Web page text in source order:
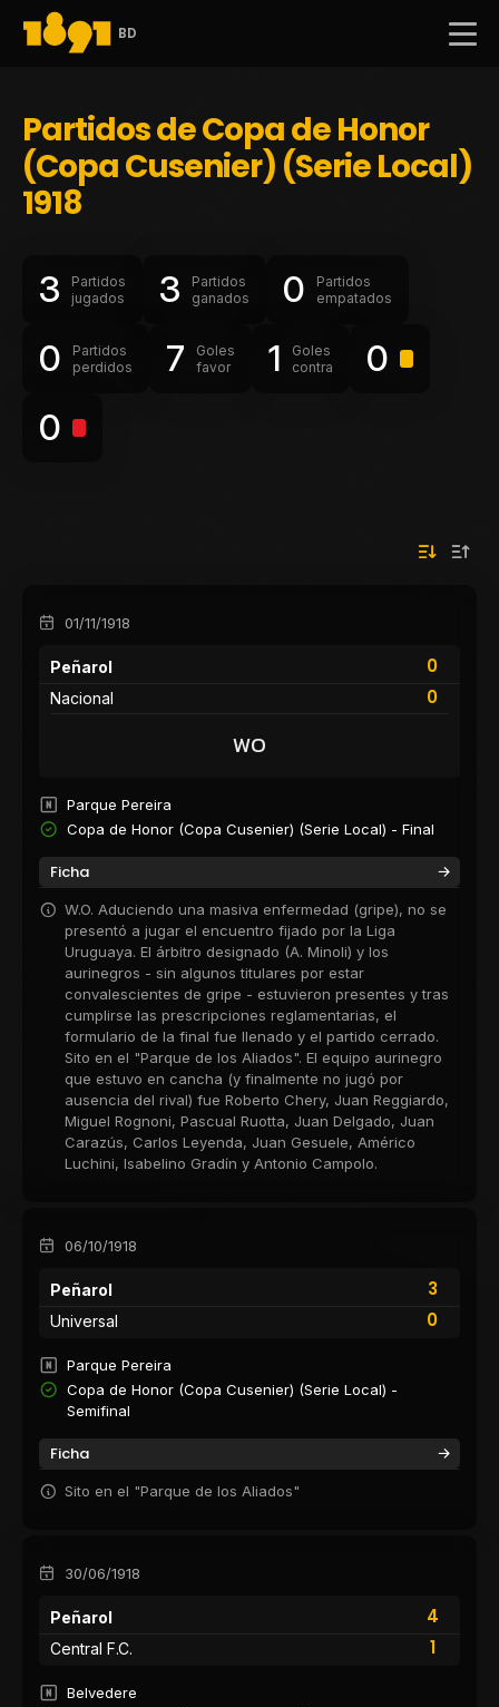
BD
Partidos de Copa de Honor
(Copa Cusenier) (Serie Local)
1918
3
Partidos
jugados
3
Partidos
ganados
0
Partidos
empatados
0
Partidos
perdidos
7
Goles
favor
1
Goles
contra
0
0
01/11/1918
Peñarol
0
0
Nacional
WO
Parque Pereira
Copa de Honor (Copa Cusenier) (Serie Local) - Final
Ficha
W.O. Aduciendo una masiva enfermedad (gripe), no se
presentó a jugar el encuentro fijado por la Liga
Uruguaya. El árbitro designado (A. Minoli) y los
aurinegros - sin algunos titulares por estar
convalescientes de gripe - estuvieron presentes y tras
cumplirse las prescripciones reglamentarias, el
formulario de la final fue llenado y el partido cerrado.
Sito en el "Parque de los Aliados". El equipo aurinegro
que estuvo en cancha (y finalmente no jugó por
ausencia del rival) fue Roberto Chery, Juan Reggiardo,
Miguel Rognoni, Pascual Ruotta, Juan Delgado, Juan
Carazús, Carlos Leyenda, Juan Gesuele, Américo
Luchini, Isabelino Gradín y Antonio Campolo.
06/10/1918
Peñarol
3
0
Universal
Parque Pereira
Copa de Honor (Copa Cusenier) (Serie Local) -
Semifinal
Ficha
Sito en el "Parque de los Aliados"
30/06/1918
Peñarol
4
1
Central F.C.
Belvedere